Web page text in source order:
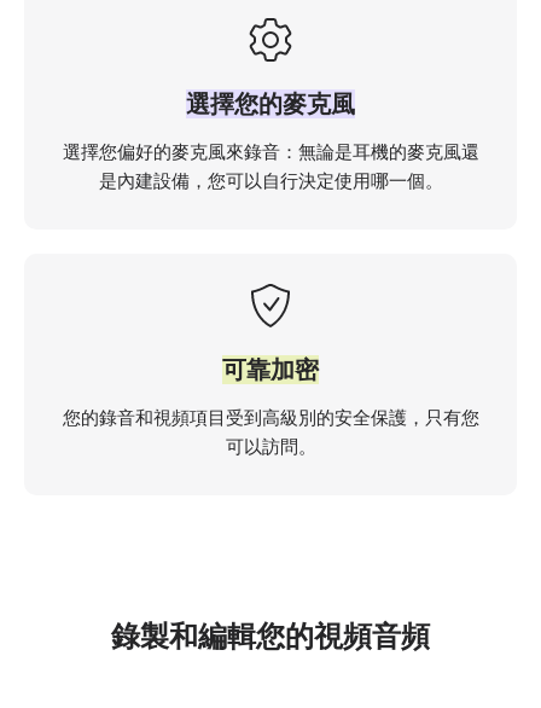
選擇您的麥克風
選擇您偏好的麥克風來錄音：無論是耳機的麥克風還
是內建設備，您可以自行決定使用哪一個。
可靠加密
您的錄音和視頻項目受到高級別的安全保護，只有您
可以訪問。
錄製和編輯您的視頻音頻